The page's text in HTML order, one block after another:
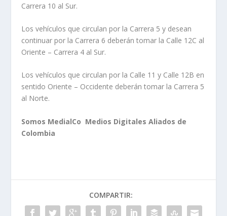
Carrera 10 al Sur.
Los vehículos que circulan por la Carrera 5 y desean
continuar por la Carrera 6 deberán tomar la Calle 12C al
Oriente – Carrera 4 al Sur.
Los vehículos que circulan por la Calle 11 y Calle 12B en
sentido Oriente – Occidente deberán tomar la Carrera 5
al Norte.
Somos MedialCo Medios Digitales Aliados de
Colombia
COMPARTIR: